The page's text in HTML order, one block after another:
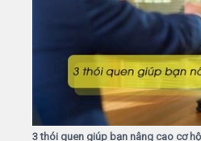
3 thói quen giúp bạn nâng cao cơ